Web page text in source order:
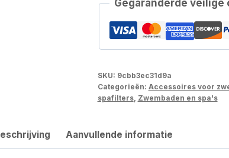
Gegaranderde veilige
SKU: 9cbb3ec31d9a
Categorieën: Accessoires voor
spafilters, Zwembaden en spa's
Aanvullende informatie